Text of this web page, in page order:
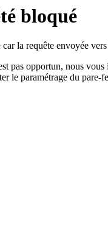
bloqué
la requête envoyée
pas opportun, nous
le paramétrage du pare-